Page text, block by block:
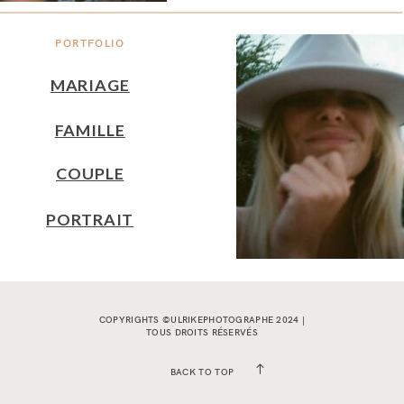
PORTFOLIO
MARIAGE
FAMILLE
COUPLE
PORTRAIT
COPYRIGHTS ©ULRIKEPHOTOGRAPHE 2024 |
TOUS DROITS RÉSERVÉS
BACK TO TOP